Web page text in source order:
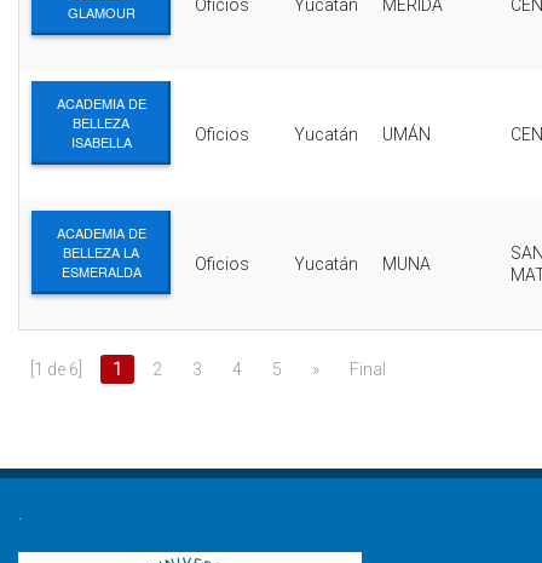
GLAMOUR
Oficios Yucatán MÉRIDA
ACADEMIA DE
BELLEZA
ISABELLA
Oficios Yucatán UMÁN
ACADEMIA DE
BELLEZA LA
ESMERALDA
Oficios Yucatán MUNA
[1 de 6] 1 2 3 4 5 » Final
.